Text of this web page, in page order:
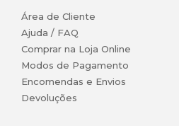
Área de Cliente
Ajuda / FAQ
Comprar na Loja Online
Modos de Pagamento
Encomendas e Envios
Devoluções